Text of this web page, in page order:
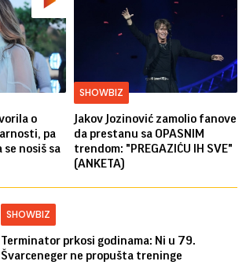
o
pa
se nosiš sa
SHOWBIZ
Jakov Jozinović zamolio fanove
da prestanu sa OPASNIM
trendom: "PREGAZIĆU IH SVE"
(ANKETA)
SHOWBIZ
Terminator prkosi godinama: Ni u 79.
Švarceneger ne propušta treninge